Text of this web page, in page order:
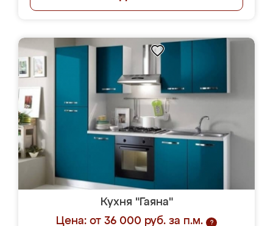
Кухня "Гаяна"
Цена: от 36 000 руб. за п.м.
?